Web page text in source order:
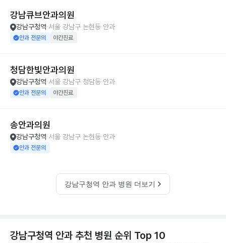
강남큐브안과의원
강남구청역 서울 강남구 논현동 안과
안과 전문의 야간진료
청담한빛안과의원
강남구청역 서울 강남구 청담동 안과
안과 전문의 야간진료
송안과의원
강남구청역 서울 강남구 논현동 안과
안과 전문의
강남구청역 안과 병원 더보기
강남구청역 안과 추천 병원 순위 Top 10